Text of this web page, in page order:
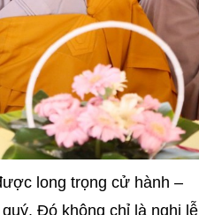
long trọng cử hành –
Đó không chỉ là nghi lễ